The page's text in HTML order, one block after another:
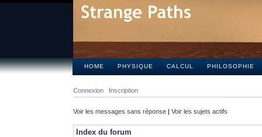
HOME PHYSIQUE CALCUL PHILOSOPHIE
Connexion Inscription
Voir les messages sans réponse | Voir les sujets actifs
Index du forum